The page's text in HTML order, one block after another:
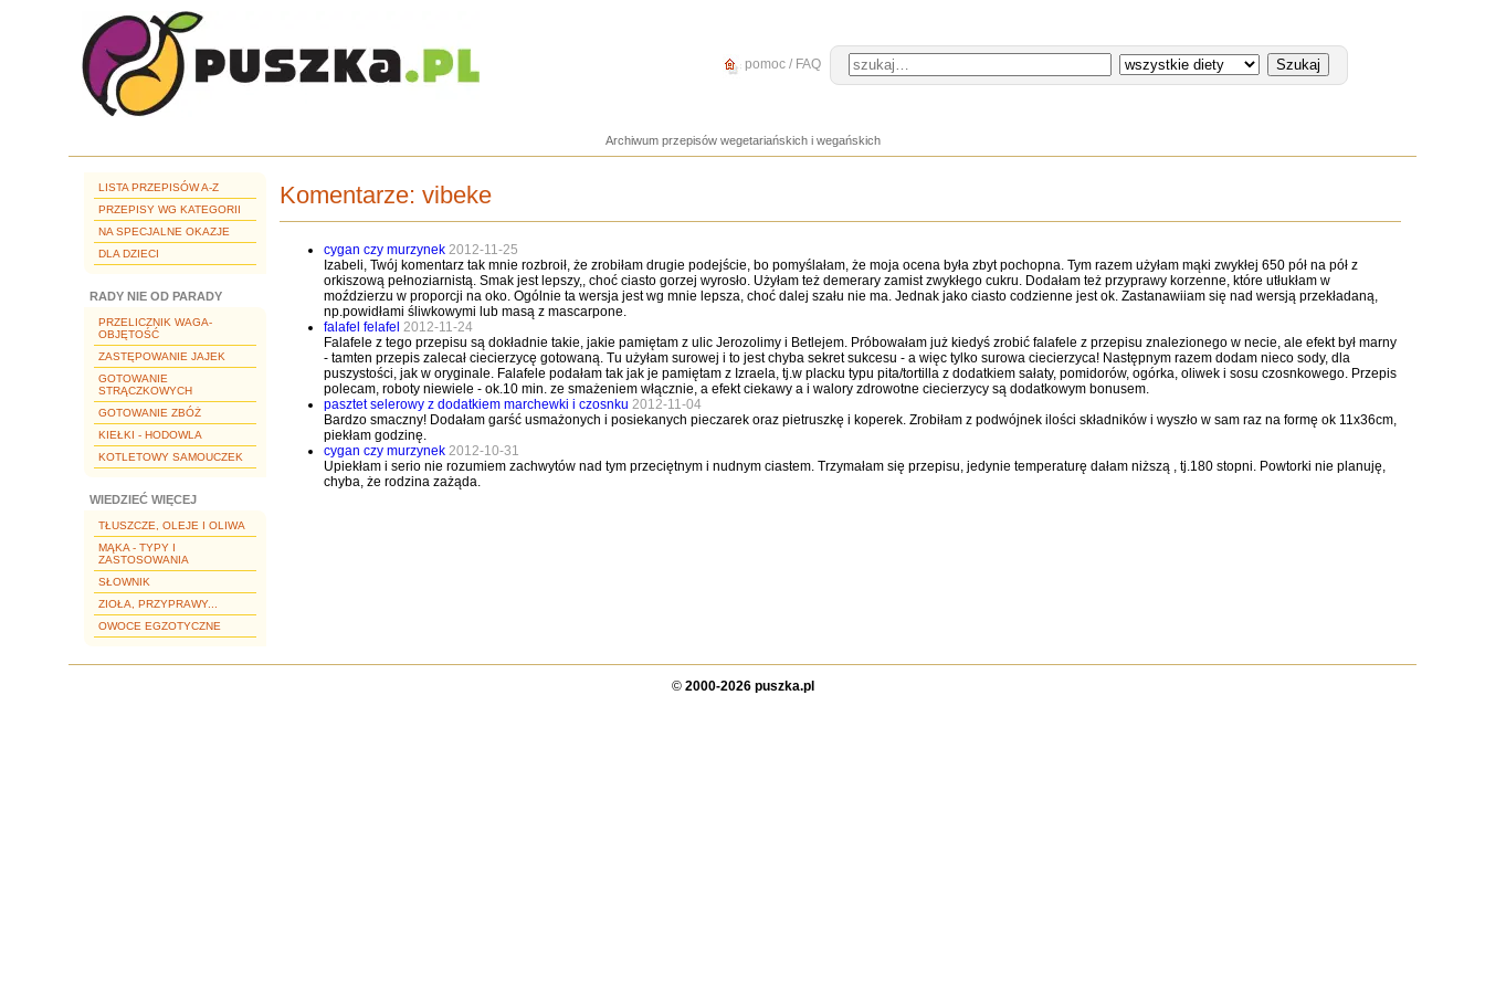
pomoc / FAQ
Archiwum przepisów wegetariańskich i wegańskich
LISTA PRZEPISÓW A-Z
PRZEPISY WG KATEGORII
NA SPECJALNE OKAZJE
DLA DZIECI
RADY NIE OD PARADY
PRZELICZNIK WAGA-
OBJĘTOŚĆ
ZASTĘPOWANIE JAJEK
GOTOWANIE
STRĄCZKOWYCH
GOTOWANIE ZBÓŻ
KIEŁKI - HODOWLA
KOTLETOWY SAMOUCZEK
WIEDZIEĆ WIĘCEJ
TŁUSZCZE, OLEJE I OLIWA
MĄKA - TYPY I
ZASTOSOWANIA
SŁOWNIK
ZIOŁA, PRZYPRAWY...
OWOCE EGZOTYCZNE
Komentarze: vibeke
cygan czy murzynek 2012-11-25
Izabeli, Twój komentarz tak mnie rozbroił, że zrobiłam drugie podejście, bo pomyślałam, że moja ocena była zbyt pochopna. Tym razem użyłam mąki zwykłej 650 pół na pół z
orkiszową pełnoziarnistą. Smak jest lepszy,, choć ciasto gorzej wyrosło. Użyłam też demerary zamist zwykłego cukru. Dodałam też przyprawy korzenne, które utłukłam w
moździerzu w proporcji na oko. Ogólnie ta wersja jest wg mnie lepsza, choć dalej szału nie ma. Jednak jako ciasto codzienne jest ok. Zastanawiiam się nad wersją przekładaną,
np.powidłami śliwkowymi lub masą z mascarpone.
falafel felafel 2012-11-24
Falafele z tego przepisu są dokładnie takie, jakie pamiętam z ulic Jerozolimy i Betlejem. Próbowałam już kiedyś zrobić falafele z przepisu znalezionego w necie, ale efekt był marny
- tamten przepis zalecał ciecierzycę gotowaną. Tu użyłam surowej i to jest chyba sekret sukcesu - a więc tylko surowa ciecierzyca! Następnym razem dodam nieco sody, dla
puszystości, jak w oryginale. Falafele podałam tak jak je pamiętam z Izraela, tj.w placku typu pita/tortilla z dodatkiem sałaty, pomidorów, ogórka, oliwek i sosu czosnkowego. Przepis
polecam, roboty niewiele - ok.10 min. ze smażeniem włącznie, a efekt ciekawy a i walory zdrowotne ciecierzycy są dodatkowym bonusem.
pasztet selerowy z dodatkiem marchewki i czosnku 2012-11-04
Bardzo smaczny! Dodałam garść usmażonych i posiekanych pieczarek oraz pietruszkę i koperek. Zrobiłam z podwójnek ilości składników i wyszło w sam raz na formę ok 11x36cm,
piekłam godzinę.
cygan czy murzynek 2012-10-31
Upiekłam i serio nie rozumiem zachwytów nad tym przeciętnym i nudnym ciastem. Trzymałam się przepisu, jedynie temperaturę dałam niższą , tj.180 stopni. Powtorki nie planuję,
chyba, że rodzina zażąda.
© 2000-2026 puszka.pl